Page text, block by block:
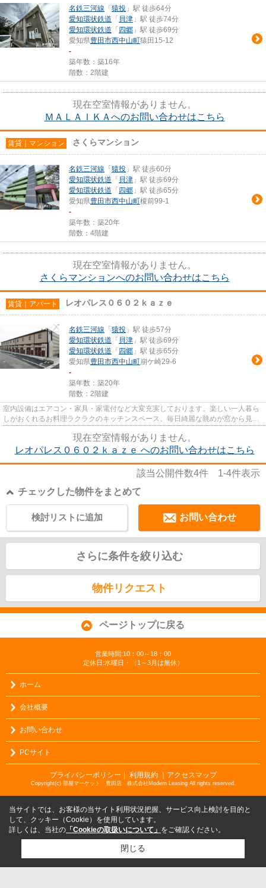
名鉄三河線 「 猿投 」駅 徒歩64分
愛知環状鉄道 「 貝津 」駅 徒歩74分
愛知環状鉄道 「 四郷 」駅 徒歩69分
愛知県豊田市西中山町猿田15-12
-
築年数：築16年
階数：2階建
現在空室情報がありません。
ＭＡＬＡＩＫＡへのお問い合わせはこちら
賃貸｜マンション さくらマンション
名鉄三河線 「 猿投 」駅 徒歩60分
愛知環状鉄道 「 貝津 」駅 徒歩69分
愛知環状鉄道 「 四郷 」駅 徒歩65分
愛知県豊田市西中山町榎前99-1
-
築年数：築20年
階数：4階建
現在空室情報がありません。
さくらマンションへのお問い合わせはこちら
賃貸｜アパート レオパレス０６０２ｋａｚｅ
名鉄三河線 「 猿投 」駅 徒歩57分
愛知環状鉄道 「 貝津 」駅 徒歩69分
愛知環状鉄道 「 四郷 」駅 徒歩65分
愛知県豊田市西中山町崩ケ崎29-6
-
築年数：築20年
階数：2階建
室内設備はエアコン・家具・家電付など大変充実しております。楽しい一人暮ら
しがおくれるお料理ラクラクのキッチンスペース。毎日綺麗な眺めが窓から見え
現在空室情報がありません。
レオパレス０６０２ｋａｚｅ へのお問い合わせはこちら
該当公開件数4件 1-4件表示
チェックした物件をまとめて
お問い合わせ
検討リストに追加
さらに条件を絞り込む
物件リクエスト
ページトップに戻る
営業時間:10：00～18：00
定休日:水曜日・（1～3月は無休）
ホーム
会社概要
お問い合わせ
PCサイト
プライバシーポリシー ｜ 利用規約 ｜アクセスマップ
Copyright(c) 部屋マーケット 豊田店 株式会社Modern Leasing All rights reserved.
当サイトでは、お客様の当サイト利用状況把握、サービス向上検討を目的と
して、クッキー（Cookie）を使用しています。
詳しくは、当社の 「Cookieの取扱いについて」 をご確認ください。
閉じる